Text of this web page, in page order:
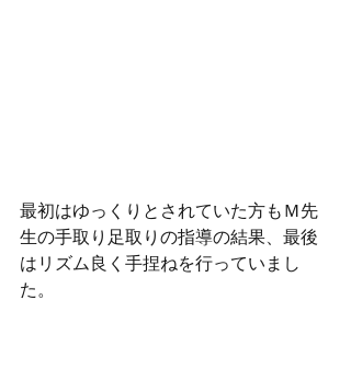
最初はゆっくりとされていた方もＭ先
生の手取り足取りの指導の結果、最後
はリズム良く手捏ねを行っていまし
た。